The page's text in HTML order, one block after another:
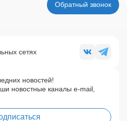
Обратный звонок
новостей!
новостные каналы e-mail,
сетях